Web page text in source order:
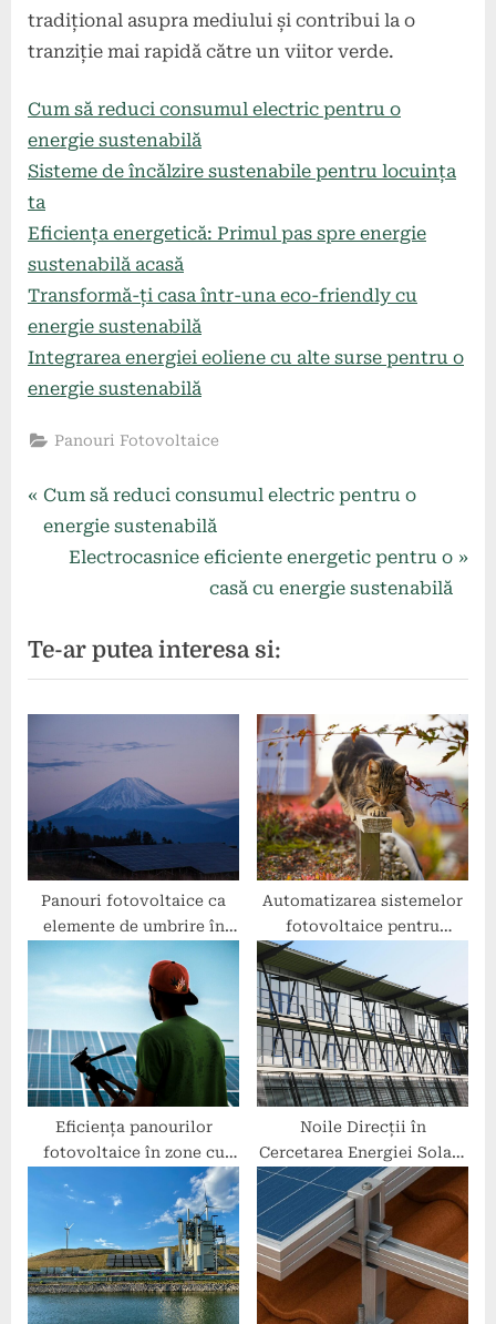
tradițional asupra mediului și contribui la o
tranziție mai rapidă către un viitor verde.
Cum să reduci consumul electric pentru o
energie sustenabilă
Sisteme de încălzire sustenabile pentru locuința
ta
Eficiența energetică: Primul pas spre energie
sustenabilă acasă
Transformă-ți casa într-una eco-friendly cu
energie sustenabilă
Integrarea energiei eoliene cu alte surse pentru o
energie sustenabilă
Panouri Fotovoltaice
Navigare
P
r
o
u
s
o
t
:
Cum să reduci consumul electric pentru o
energie sustenabilă
N
t
P
o
t
:
Electrocasnice eficiente energetic pentru o
casă cu energie sustenabilă
Te-ar putea interesa si:
Panouri fotovoltaice ca
elemente de umbrire în
arhitectură
Automatizarea sistemelor
fotovoltaice pentru
eficiență maximă
Eficiența panourilor
fotovoltaice în zone cu
Noile Direcții în
Cercetarea Energiei Solare
Fotovoltaice